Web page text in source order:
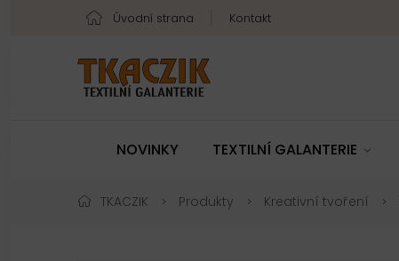
Úvodní strana Kontakt
NOVINKY TEXTILNÍ GALANTERIE
TKACZIK Produkty Kreativní tvoření